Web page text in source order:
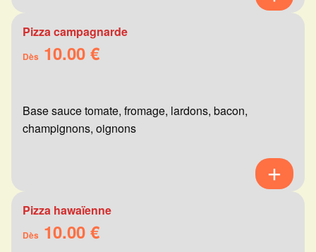
Pizza campagnarde
Dès 10.00 €
Base sauce tomate, fromage, lardons, bacon,
champignons, oignons
Pizza hawaïenne
Dès 10.00 €